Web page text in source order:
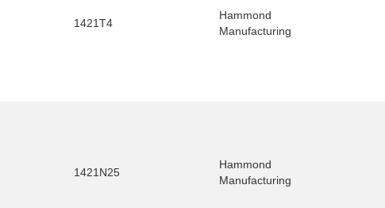
1421T4
Hammond
Manufacturing
1421N25
Hammond
Manufacturing